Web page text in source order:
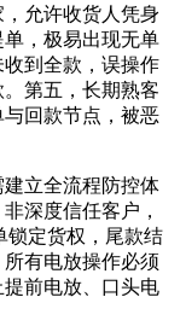
允许收货人凭身
，极易出现无单
到全款，误操作
第五，长期熟客
回款节点，被恶
立全流程防控体
深度信任客户，
锁定货权，尾款结
有电放操作必须
前电放、口头电